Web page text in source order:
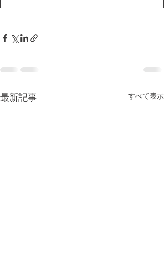
最新記事 すべて表示